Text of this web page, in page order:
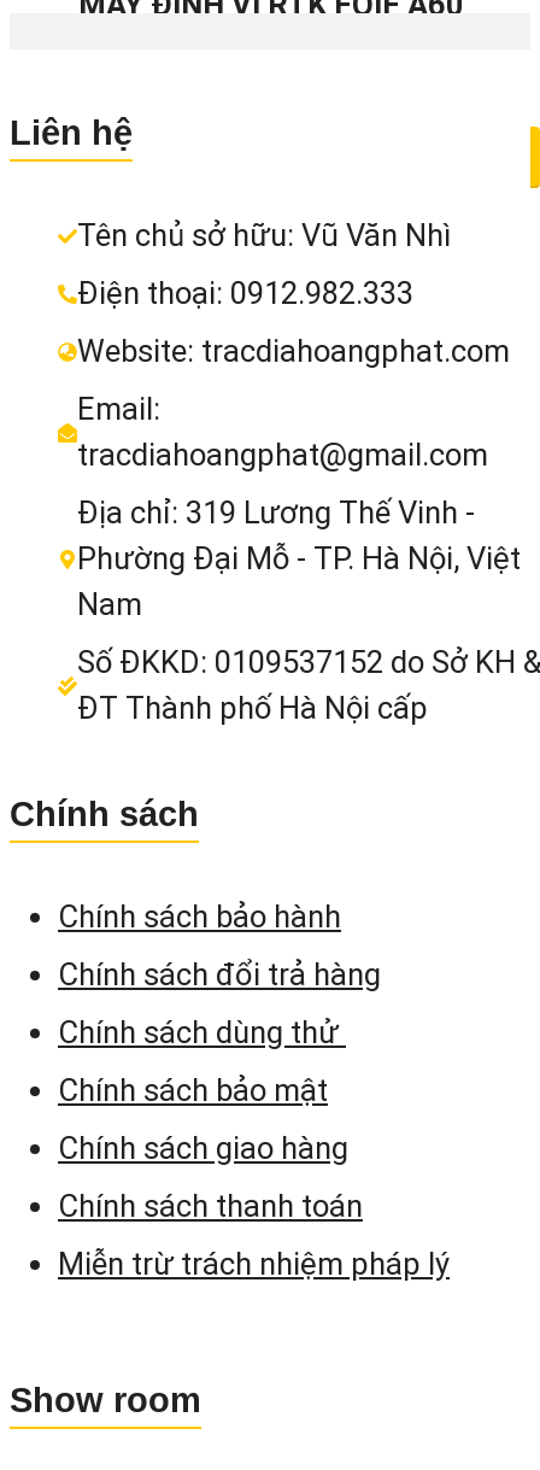
Liên hệ
Tên chủ sở hữu: Vũ Văn Nhì
Điện thoại: 0912.982.333
Website: tracdiahoangphat.com
Email:
tracdiahoangphat@gmail.com
Địa chỉ: 319 Lương Thế Vinh -
Phường Đại Mỗ - TP. Hà Nội, Việt
Nam
Số ĐKKD: 0109537152 do Sở KH &
ĐT Thành phố Hà Nội cấp
Chính sách
Chính sách bảo hành
Chính sách đổi trả hàng
Chính sách dùng thử
Chính sách bảo mật
Chính sách giao hàng
Chính sách thanh toán
Miễn trừ trách nhiệm pháp lý
Show room